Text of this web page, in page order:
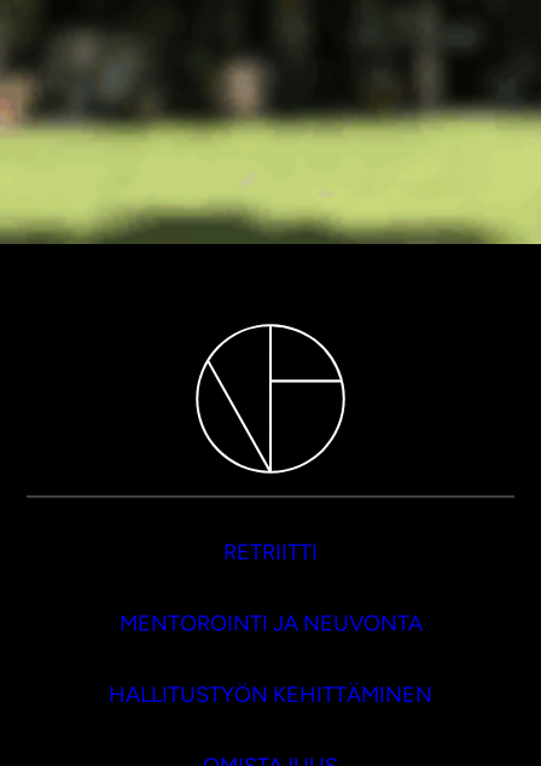
RETRIITTI
MENTOROINTI JA NEUVONTA
HALLITUSTYÖN KEHITTÄMINEN